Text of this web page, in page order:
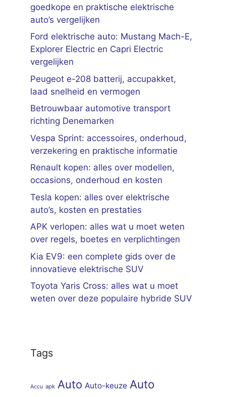
goedkope en praktische elektrische
auto’s vergelijken
Ford elektrische auto: Mustang Mach-E,
Explorer Electric en Capri Electric
vergelijken
Peugeot e-208 batterij, accupakket,
laad snelheid en vermogen
Betrouwbaar automotive transport
richting Denemarken
Vespa Sprint: accessoires, onderhoud,
verzekering en praktische informatie
Renault kopen: alles over modellen,
occasions, onderhoud en kosten
Tesla kopen: alles over elektrische
auto’s, kosten en prestaties
APK verlopen: alles wat u moet weten
over regels, boetes en verplichtingen
Kia EV9: een complete gids over de
innovatieve elektrische SUV
Toyota Yaris Cross: alles wat u moet
weten over deze populaire hybride SUV
Tags
Accu apk Auto Auto-keuze Auto